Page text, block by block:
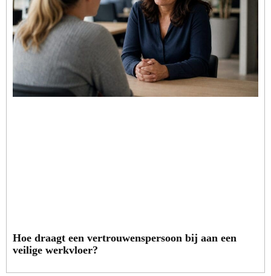
Hoe draagt een vertrouwenspersoon bij aan een
veilige werkvloer?